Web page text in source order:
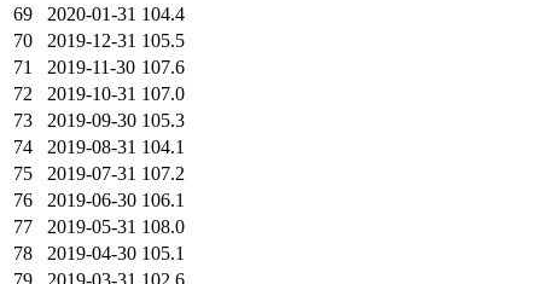
69
2020-01-31 104.4
70
2019-12-31 105.5
71
2019-11-30 107.6
72
2019-10-31 107.0
73
2019-09-30 105.3
74
2019-08-31 104.1
75
2019-07-31 107.2
76
2019-06-30 106.1
77
2019-05-31 108.0
78
2019-04-30 105.1